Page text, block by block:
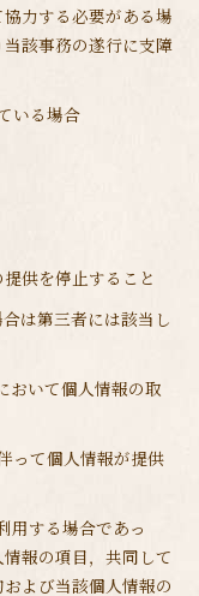
力する必要がある場
該事務の遂行に支障
いる場合
供を停止すること
は第三者には該当し
おいて個人情報の取
って個人情報が提供
用する場合であっ
報の項目，共同して
よび当該個人情報の